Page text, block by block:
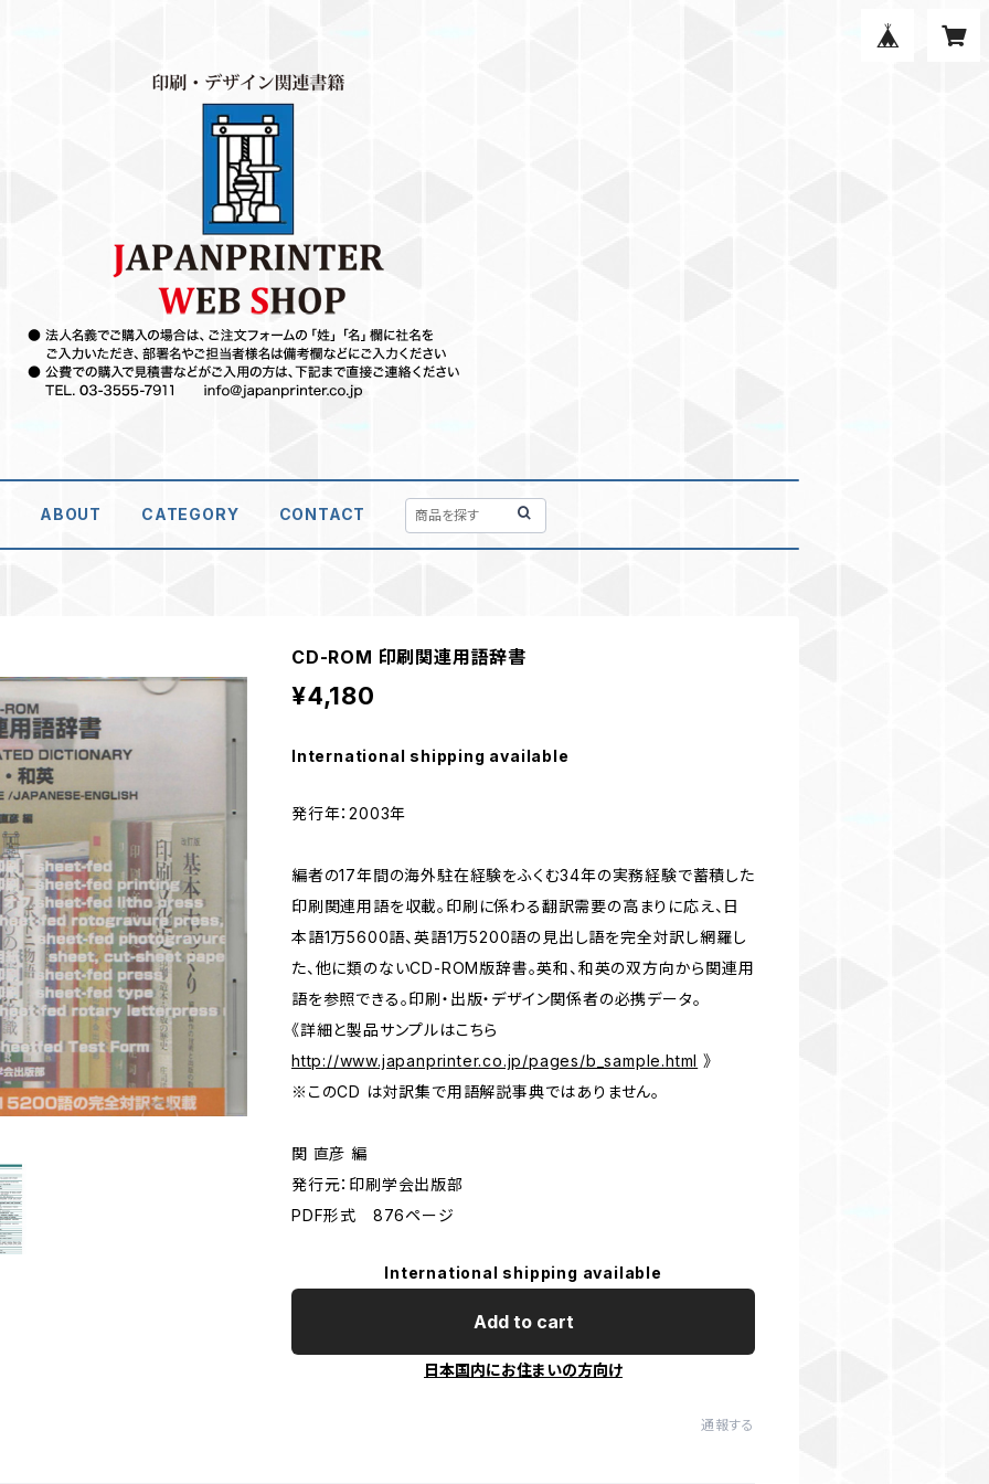
ABOUT CATEGORY CONTACT
CD-ROM 印刷関連用語辞書
¥4,180
International shipping available
発行年：2003年
編者の17年間の海外駐在経験をふくむ34年の実務経験で蓄積した
印刷関連用語を収載。印刷に係わる翻訳需要の高まりに応え、日
本語1万5600語、英語1万5200語の見出し語を完全対訳し網羅し
た、他に類のないCD-ROM版辞書。英和、和英の双方向から関連用
語を参照できる。印刷・出版・デザイン関係者の必携データ。
《詳細と製品サンプルはこちら
http://www.japanprinter.co.jp/pages/b_sample.html 》
※このCD は対訳集で用語解説事典ではありません。
関 直彦 編
発行元：印刷学会出版部
PDF形式 876ページ
International shipping available
Add to cart
日本国内にお住まいの方向け
通報する